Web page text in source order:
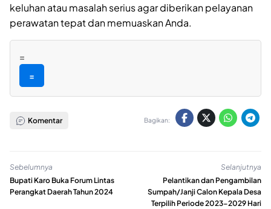
keluhan atau masalah serius agar diberikan pelayanan
perawatan tepat dan memuaskan Anda.
=
=
Komentar Bagikan:
Sebelumnya
Bupati Karo Buka Forum Lintas
Perangkat Daerah Tahun 2024
Selanjutnya
Pelantikan dan Pengambilan
Sumpah/Janji Calon Kepala Desa
Terpilih Periode 2023-2029 Hari